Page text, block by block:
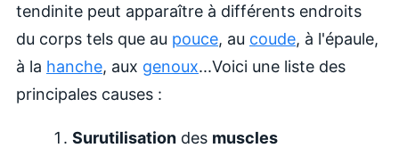
tendinite peut apparaître à différents endroits
du corps tels que au pouce, au coude, à l'épaule,
à la hanche, aux genoux...Voici une liste des
principales causes :
Surutilisation des muscles